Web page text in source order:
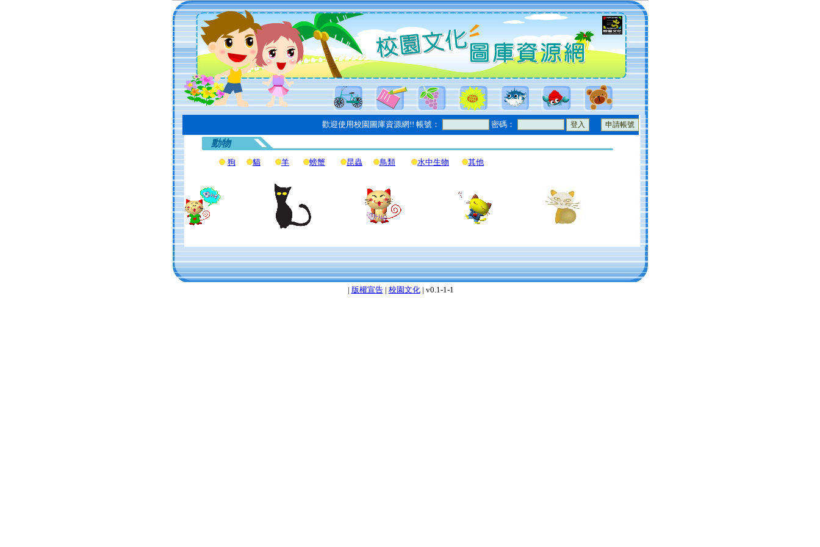
歡迎使用校園圖庫資源網!! 帳號： 密碼：
動物
狗 貓 羊 螃蟹 昆蟲 鳥類 水中生物 其他
| 版權宣告| 校園文化| v0.1-1-1